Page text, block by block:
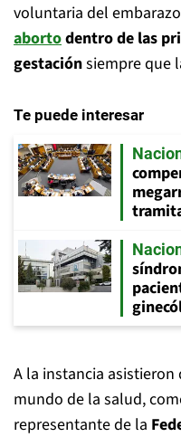
voluntaria del
abortodentro de las
gestaciónsiempre que
Te puede interesar
A la instancia
mundo de la salud,
representante de la